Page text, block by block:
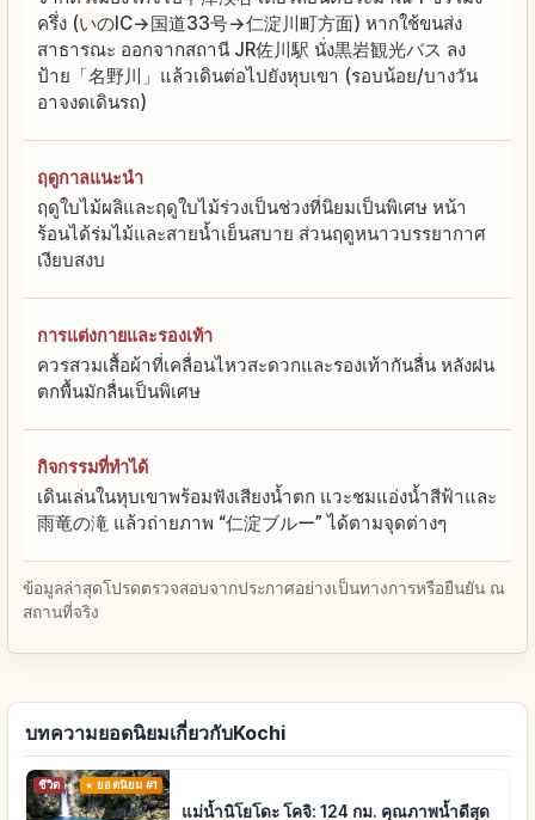
ครึ่ง (いのIC→国道33号→仁淀川町方面) หากใช้ขนส่ง
สาธารณะ ออกจากสถานี JR佐川駅 นั่ง黒岩観光バス ลง
ป้าย「名野川」แล้วเดินต่อไปยังหุบเขา (รอบน้อย/บางวัน
อาจงดเดินรถ)
ฤดูกาลแนะนำ
ฤดูใบไม้ผลิและฤดูใบไม้ร่วงเป็นช่วงที่นิยมเป็นพิเศษ หน้า
ร้อนได้ร่มไม้และสายน้ำเย็นสบาย ส่วนฤดูหนาวบรรยากาศ
เงียบสงบ
การแต่งกายและรองเท้า
ควรสวมเสื้อผ้าที่เคลื่อนไหวสะดวกและรองเท้ากันลื่น หลังฝน
ตกพื้นมักลื่นเป็นพิเศษ
กิจกรรมที่ทำได้
เดินเล่นในหุบเขาพร้อมฟังเสียงน้ำตก แวะชมแอ่งน้ำสีฟ้าและ
雨竜の滝 แล้วถ่ายภาพ “仁淀ブルー” ได้ตามจุดต่างๆ
ข้อมูลล่าสุดโปรดตรวจสอบจากประกาศอย่างเป็นทางการหรือยืนยัน ณ
สถานที่จริง
บทความยอดนิยมเกี่ยวกับKochi
ชีวิต ยอดนิยม #1
แม่น้ำนิโยโดะ โคจิ: 124 กม. คุณภาพน้ำดีสุด